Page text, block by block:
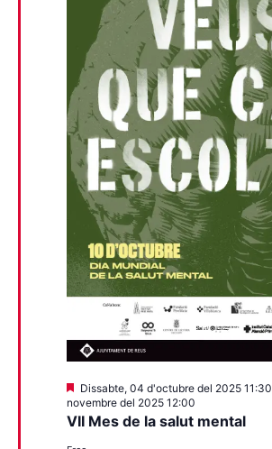
VII Mes de la salut mental
Destacats
Dissabte, 04 d'octubre del 2025 11:30
novembre del 2025 12:00